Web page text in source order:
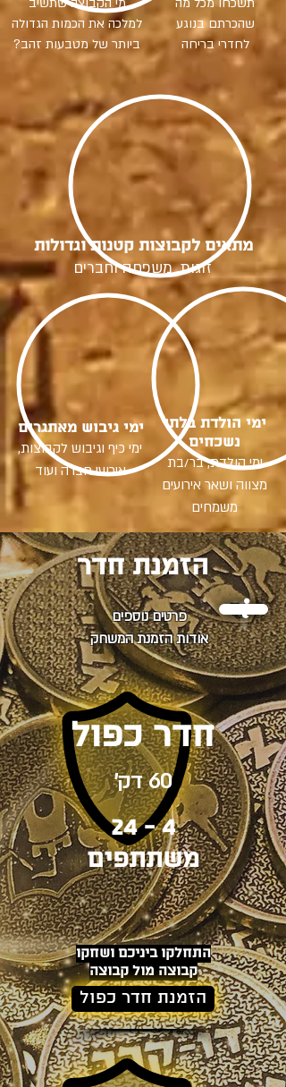
למלכה את הכמות הגדולה
ביותר של מטבעות זהב?
שהכרתם בנוגע
לחדרי בריחה
מתאים לקבוצות קטנות וגדולות
זוגות, משפחה וחברים
ימי גיבוש מאתגרים
ימי כיף וגיבוש לקבוצות,
אירועי חברה ועוד
ימי הולדת בלתי
נשכחים
ימי הולדת, בר/בת
מצווה ושאר אירועים
משמחים
הזמנת חדר
פרטים נוספים
אודות הזמנת המשחק
i
חדר כפול
60 דק'
4 - 24
משתתפים
התחלקו ביניכם ושחקו
קבוצה מול קבוצה
הזמנת חדר כפול